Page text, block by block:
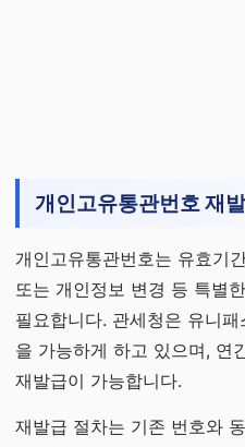
개인고유통관번호 재
개인고유통관번호는 유효기
또는 개인정보 변경 등 특별
필요합니다. 관세청은 유니
을 가능하게 하고 있으며, 연
재발급이 가능합니다.
재발급 절차는 기존 번호와